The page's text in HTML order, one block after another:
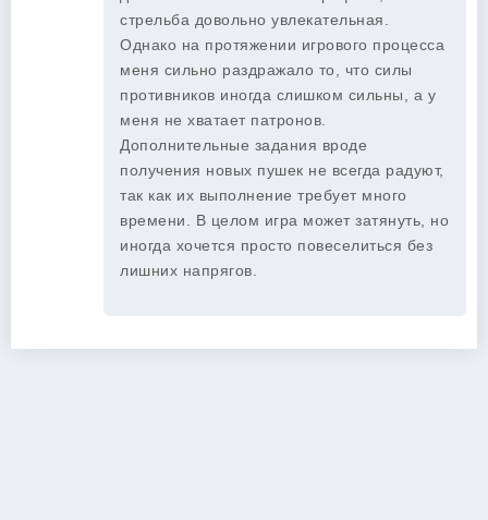
стрельба довольно увлекательная.
Однако на протяжении игрового процесса
меня сильно раздражало то, что силы
противников иногда слишком сильны, а у
меня не хватает патронов.
Дополнительные задания вроде
получения новых пушек не всегда радуют,
так как их выполнение требует много
времени. В целом игра может затянуть, но
иногда хочется просто повеселиться без
лишних напрягов.